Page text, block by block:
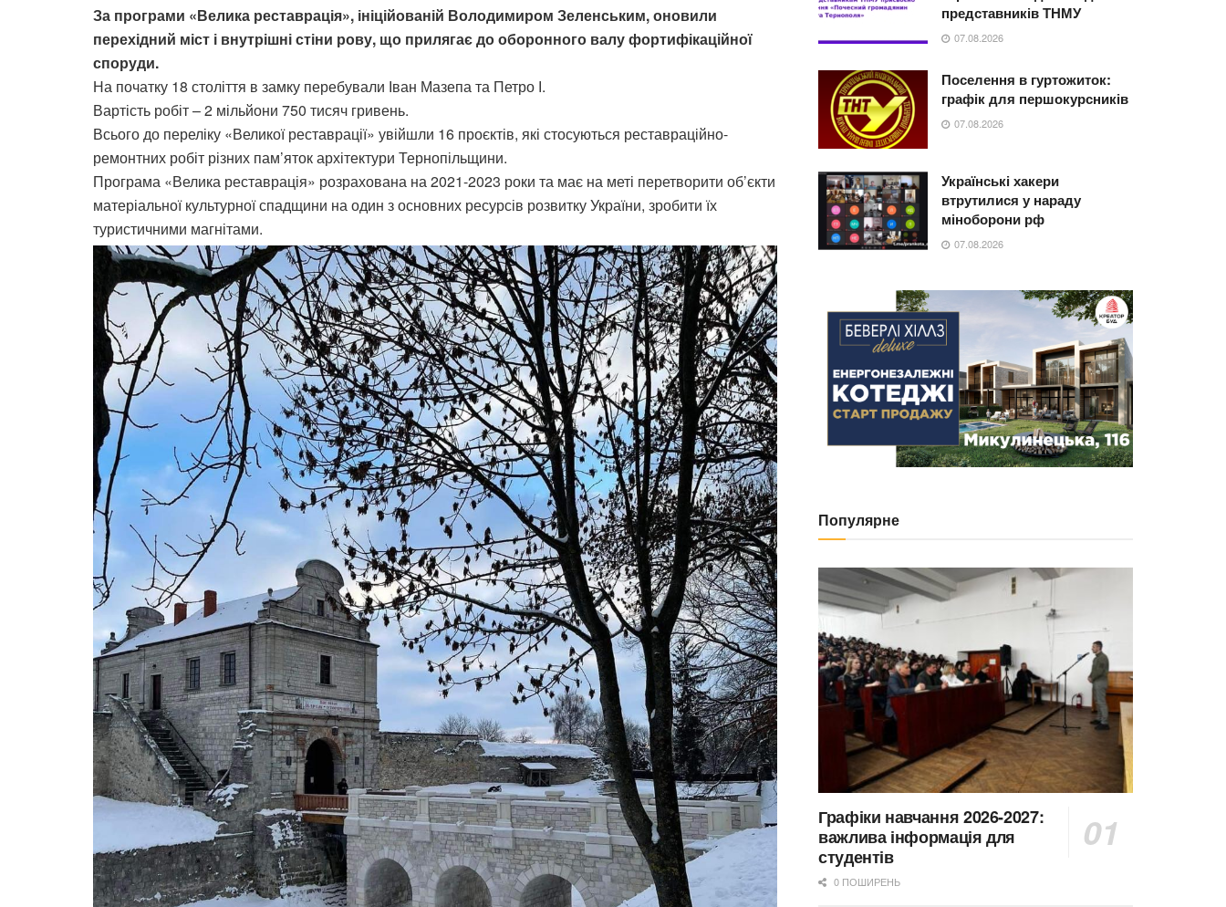
За програми «Велика реставрація», ініційованій Володимиром Зеленським, оновили
перехідний міст і внутрішні стіни рову, що прилягає до оборонного валу фортифікаційної
споруди.
На початку 18 століття в замку перебували Іван Мазепа та Петро І.
Вартість робіт – 2 мільйони 750 тисяч гривень.
Всього до переліку «Великої реставрації» увійшли 16 проєктів, які стосуються реставраційно-
ремонтних робіт різних пам’яток архітектури Тернопільщини.
Програма «Велика реставрація» розрахована на 2021-2023 роки та має на меті перетворити об’єкти
матеріальної культурної спадщини на один з основних ресурсів розвитку України, зробити їх
туристичними магнітами.
представників ТНМУ
07.08.2026
Поселення в гуртожиток:
графік для першокурсників
07.08.2026
Українські хакери
втрутилися у нараду
міноборони рф
07.08.2026
Популярне
Графіки навчання 2026-2027:
важлива інформація для
студентів
0 ПОШИРЕНЬ